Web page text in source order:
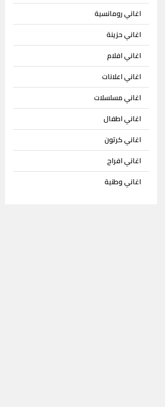
اغاني رومانسية
اغاني حزينة
اغاني افلام
اغاني اعلانات
اغاني مسلسلات
اغاني اطفال
اغاني كرتون
اغاني افراح
اغاني وطنية